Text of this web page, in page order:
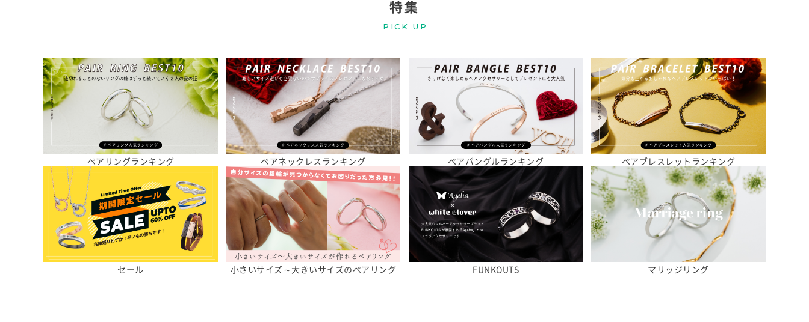
特集
PICK UP
ペアリングランキング ペアネックレスランキング ペアバングルランキング ペアブレスレットランキング
セール 小さいサイズ～大きいサイズのペアリング FUNKOUTS マリッジリング